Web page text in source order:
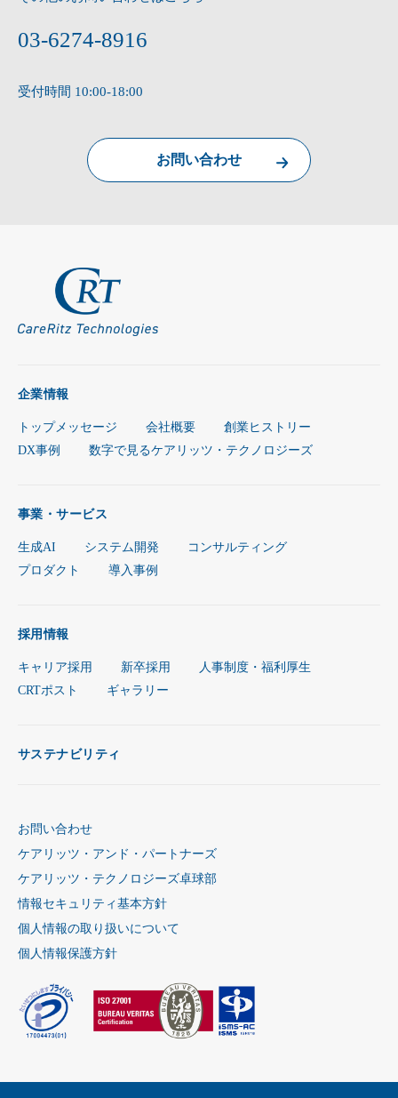
03-6274-8916
受付時間 10:00-18:00
お問い合わせ
企業情報
トップメッセージ 会社概要
創業ヒストリー
DX事例
数字で見るケアリッツ・テクノロジーズ
事業・サービス
生成AI システム開発
コンサルティング
プロダクト
導入事例
採用情報
キャリア採用 新卒採用
人事制度・福利厚生
CRTポスト
ギャラリー
サステナビリティ
お問い合わせ
ケアリッツ・アンド・パートナーズ
ケアリッツ・テクノロジーズ卓球部
情報セキュリティ基本方針
個人情報の取り扱いについて
個人情報保護方針